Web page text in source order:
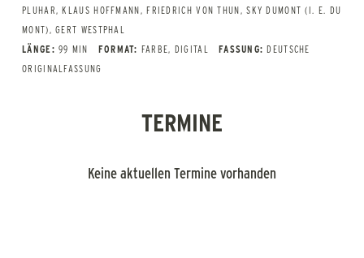
PLUHAR, KLAUS HOFFMANN, FRIEDRICH VON THUN, SKY DUMONT (I. E. DU
MONT), GERT WESTPHAL
LÄNGE: 99 MIN FORMAT: FARBE, DIGITAL FASSUNG: DEUTSCHE
ORIGINALFASSUNG
TERMINE
Keine aktuellen Termine vorhanden